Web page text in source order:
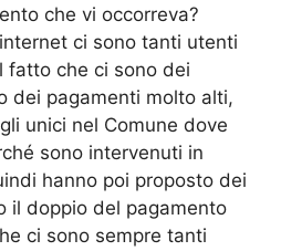
che vi occorreva?
ci sono tanti utenti
fatto che ci sono dei
dei pagamenti molto alti,
unici nel Comune dove
sono intervenuti in
hanno poi proposto dei
il doppio del pagamento
ci sono sempre tanti